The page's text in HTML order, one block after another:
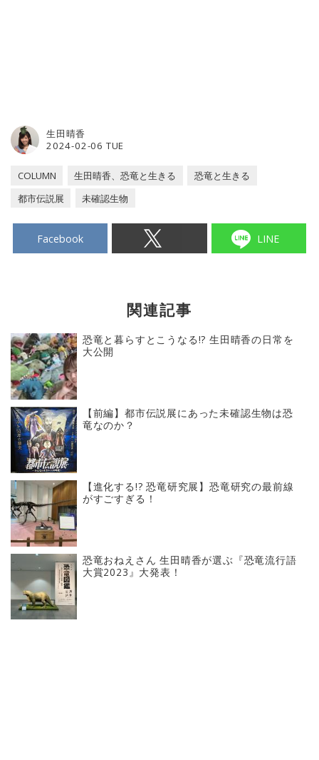
2024-02-06 TUE
生田晴香
COLUMN 生田晴香、恐竜と生きる
恐竜と生きる
都市伝説展
未確認生物
Facebook LINE
関連記事
恐竜と暮らすとこうなる!? 生田晴香の日常を
大公開
【前編】都市伝説展にあった未確認生物は恐
竜なのか？
【進化する!? 恐竜研究展】恐竜研究の最前線
がすごすぎる！
恐竜おねえさん 生田晴香が選ぶ『恐竜流行語
大賞2023』大発表！